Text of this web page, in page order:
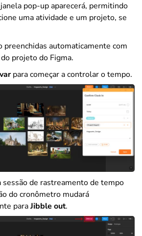
pop-up aparecerá, permitindo
uma atividade e um projeto, se
preenchidas automaticamente com
projeto do Figma.
para começar a controlar o tempo.
sessão de rastreamento de tempo
do cronômetro mudará
paraJibble out.